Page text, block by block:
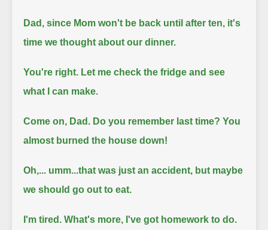
Dad, since Mom won't be back until after ten, it's
time we thought about our dinner.
You're right. Let me check the fridge and see
what I can make.
Come on, Dad. Do you remember last time? You
almost burned the house down!
Oh,... umm...that was just an accident, but maybe
we should go out to eat.
I'm tired. What's more, I've got homework to do.